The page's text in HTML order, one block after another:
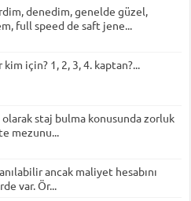
denedim, genelde güzel,
full speed de saft jene...
için? 1, 2, 3, 4. kaptan?...
staj bulma konusunda zorluk
mezunu...
ancak maliyet hesabını
var. Ör...